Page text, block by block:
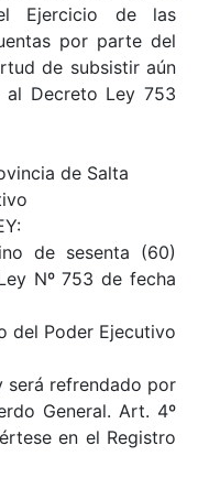
Ejercicio de las
por parte del
de subsistir aún
Decreto Ley 753
de Salta
de sesenta (60)
Nº 753 de fecha
del Poder Ejecutivo
será refrendado por
General. Art. 4º
en el Registro